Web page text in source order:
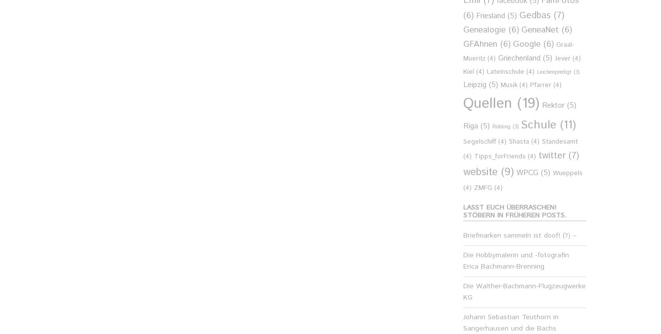
(6) Friesland (5) Gedbas (7)
Genealogie (6) GeneaNet (6)
GFAhnen (6) Google (6) Graal-
Mueritz (4) Griechenland (5) Jever (4)
Kiel (4) Lateinschule (4) Leichenpredigt (3)
Leipzig (5) Musik (4) Pfarrer (4)
Quellen (19) Rektor (5)
Riga (5) Röbling (3) Schule (11)
Segelschiff (4) Shasta (4) Standesamt
(4) Tipps_forFriends (4) twitter (7)
website (9) WPCG (5) Wueppels
(4) ZMFG (4)
LASST EUCH ÜBERRASCHEN!
STÖBERN IN FRÜHEREN POSTS.
Briefmarken sammeln ist doof! (?) –
Die Hobbymalerin und -fotografin
Erica Bachmann-Brenning
Die Walther-Bachmann-Flugzeugwerke
KG
Johann Sebastian Teuthorn in
Sangerhausen und die Bachs